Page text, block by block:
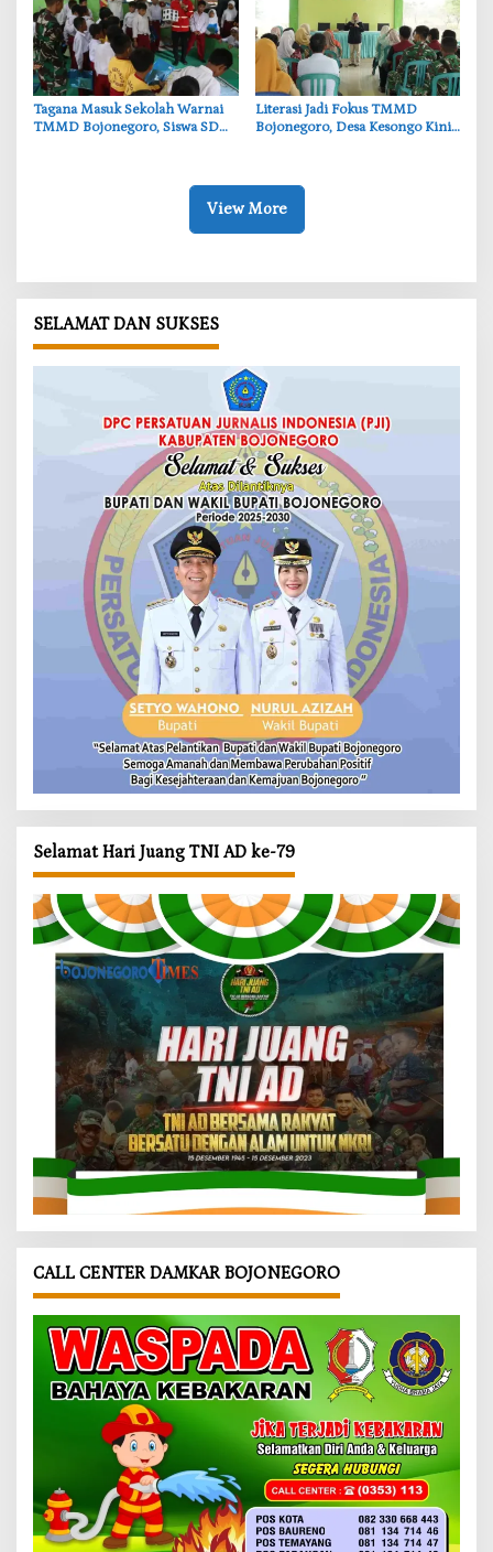
‎Tagana Masuk Sekolah Warnai
TMMD Bojonegoro, Siswa SD
‎Literasi Jadi Fokus TMMD
Bojonegoro, Desa Kesongo Kini
View More
SELAMAT DAN SUKSES
Selamat Hari Juang TNI AD ke-79
CALL CENTER DAMKAR BOJONEGORO